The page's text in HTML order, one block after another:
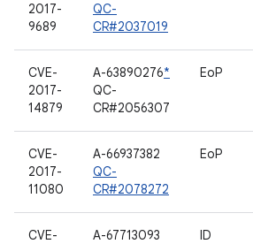
2017-
9689
QC-
CR#2037019
CVE-
2017-
14879
A-63890276*
QC-
CR#2056307
EoP
CVE-
2017-
11080
A-66937382
QC-
CR#2078272
EoP
CVE-
A-67713093
ID